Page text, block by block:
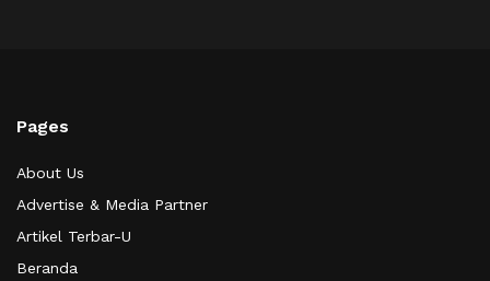
Pages
About Us
Advertise & Media Partner
Artikel Terbar-U
Beranda